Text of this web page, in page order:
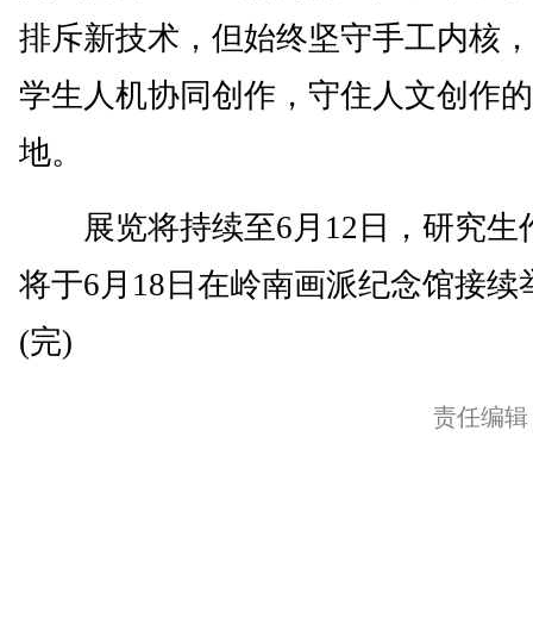
排斥新技术，但始终坚守手工内核
学生人机协同创作，守住人文创作
地。
展览将持续至6月12日，研究生
将于6月18日在岭南画派纪念馆接续
(完)
责任编